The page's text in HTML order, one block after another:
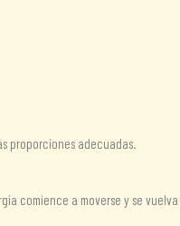
proporciones adecuadas.
comience a moverse y se